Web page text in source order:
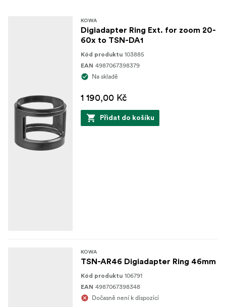
KOWA
Digiadapter Ring Ext. for zoom 20-
60x to TSN-DA1
Kód produktu 103885
EAN 4987067398379
Na skladě
1 190,00 Kč
Přidat do košíku
KOWA
TSN-AR46 Digiadapter Ring 46mm
Kód produktu 106791
EAN 4987067398348
Dočasně není k dispozici